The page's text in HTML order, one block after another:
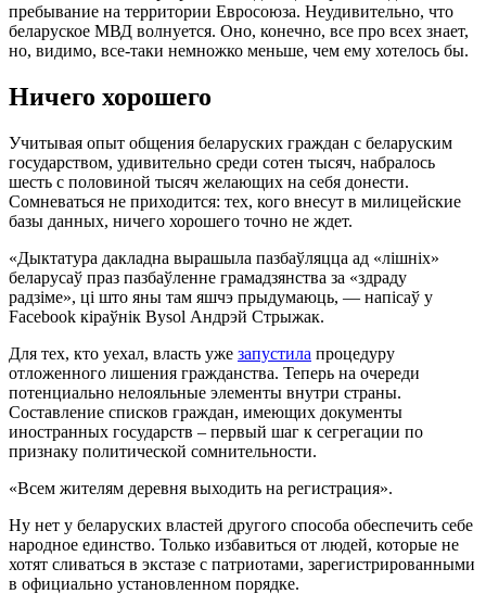
пребывание на территории Евросоюза. Неудивительно, что
беларуское МВД волнуется. Оно, конечно, все про всех знает,
но, видимо, все-таки немножко меньше, чем ему хотелось бы.
Ничего хорошего
Учитывая опыт общения беларуских граждан с беларуским
государством, удивительно среди сотен тысяч, набралось
шесть с половиной тысяч желающих на себя донести.
Сомневаться не приходится: тех, кого внесут в милицейские
базы данных, ничего хорошего точно не ждет.
«Дыктатура дакладна вырашыла пазбаўляцца ад «лішніх»
беларусаў праз пазбаўленне грамадзянства за «здраду
радзіме», ці што яны там яшчэ прыдумаюць, — напiсаў у
Facebook кiраўнiк Bysol Андрэй Стрыжак.
Для тех, кто уехал, власть уже запустила процедуру
отложенного лишения гражданства. Теперь на очереди
потенциально нелояльные элементы внутри страны.
Составление списков граждан, имеющих документы
иностранных государств – первый шаг к сегрегации по
признаку политической сомнительности.
«Всем жителям деревня выходить на регистрация».
Ну нет у беларуских властей другого способа обеспечить себе
народное единство. Только избавиться от людей, которые не
хотят сливаться в экстазе с патриотами, зарегистрированными
в официально установленном порядке.